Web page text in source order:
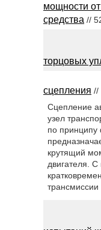
мощности от
средства //
торцовых
сцепления //
Сцепление
узел
по
крутящий
двигателя.
трансмиссии